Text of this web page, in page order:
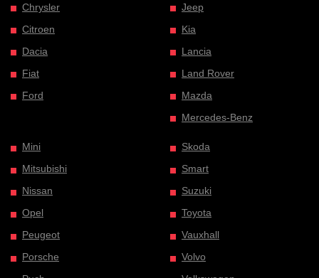
Chrysler
Citroen
Dacia
Fiat
Ford
Jeep
Kia
Lancia
Land Rover
Mazda
Mercedes-Benz
Mini
Mitsubishi
Nissan
Opel
Peugeot
Porsche
Skoda
Smart
Suzuki
Toyota
Vauxhall
Volvo